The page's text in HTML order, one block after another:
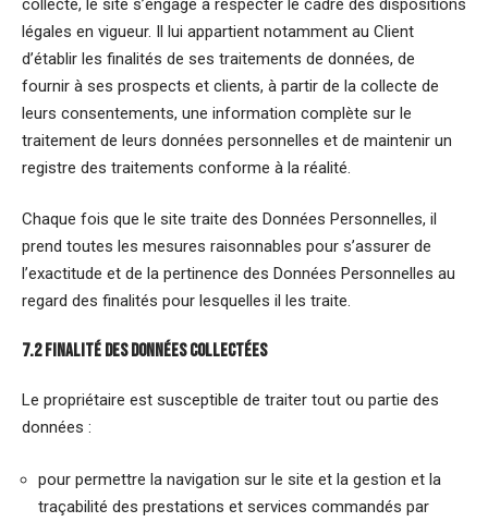
légales en vigueur. Il lui appartient notamment au Client
d’établir les finalités de ses traitements de données, de
fournir à ses prospects et clients, à partir de la collecte de
leurs consentements, une information complète sur le
traitement de leurs données personnelles et de maintenir un
registre des traitements conforme à la réalité.
Chaque fois que le site traite des Données Personnelles, il
prend toutes les mesures raisonnables pour s’assurer de
l’exactitude et de la pertinence des Données Personnelles au
regard des finalités pour lesquelles il les traite.
7.2 Finalité des données collectées
Le propriétaire est susceptible de traiter tout ou partie des
données :
pour permettre la navigation sur le site et la gestion et la
traçabilité des prestations et services commandés par